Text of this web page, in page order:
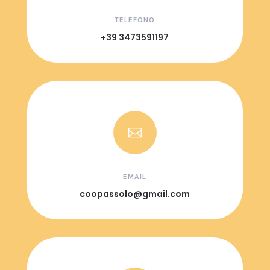
TELEFONO
+39 3473591197

EMAIL
coopassolo@gmail.com